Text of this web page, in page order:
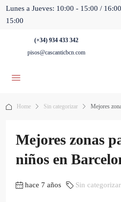
Lunes a Jueves: 10:00 - 15:00 /
15:00
(+34) 934 433 342
pisos@cascanticbcn.com
Home Sin categorizar Mejores
Mejores zonas
niños en
hace 7 años Sin categorizar